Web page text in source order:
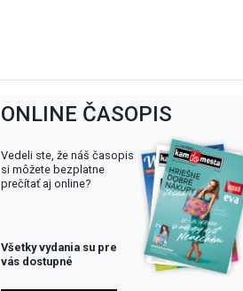
ONLINE ČASOPIS
Vedeli ste, že náš časopis
si môžete bezplatne
prečítať aj online?
Všetky vydania su pre
vás dostupné